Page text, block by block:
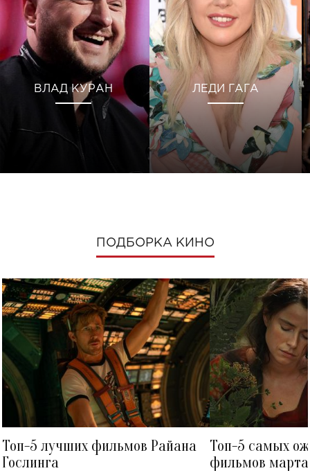
ВЛАД КУРАН ЛЕДИ ГАГА
ПОДБОРКА КИНО
Топ-5 лучших фильмов Райана
Гослинга
Топ-5 самых
фильмов